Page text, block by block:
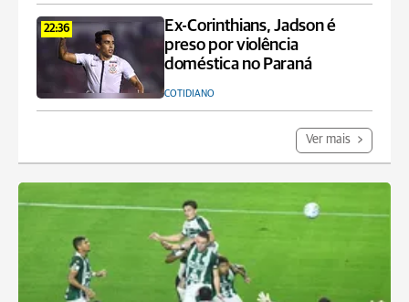
22:36
Ex-Corinthians, Jadson é
preso por violência
doméstica no Paraná
COTIDIANO
Ver mais